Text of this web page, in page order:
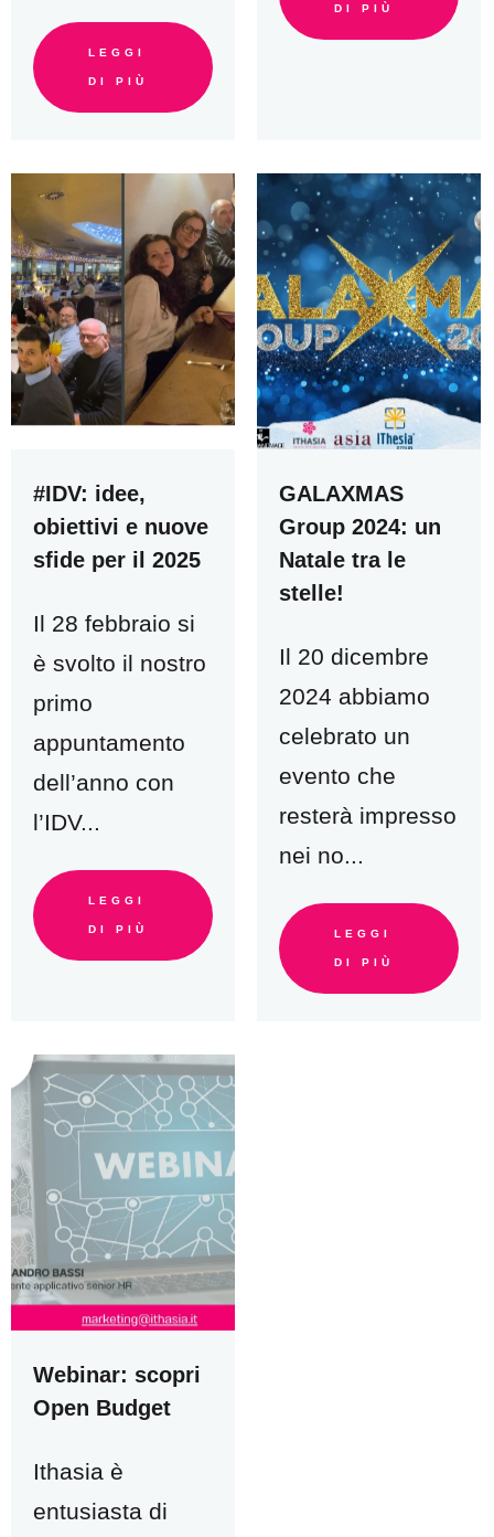
LEGGI
DI PIÙ
DI PIÙ
#IDV: idee,
obiettivi e nuove
sfide per il 2025
Il 28 febbraio si
è svolto il nostro
primo
appuntamento
dell’anno con
l’IDV...
LEGGI
DI PIÙ
GALAXMAS
Group 2024: un
Natale tra le
stelle!
Il 20 dicembre
2024 abbiamo
celebrato un
evento che
resterà impresso
nei no...
LEGGI
DI PIÙ
Webinar: scopri
Open Budget
Ithasia è
entusiasta di